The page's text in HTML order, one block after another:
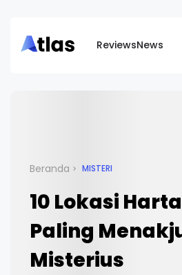
ReviewsNews
Beranda MISTERI
10 Lokasi
Paling
Misterius